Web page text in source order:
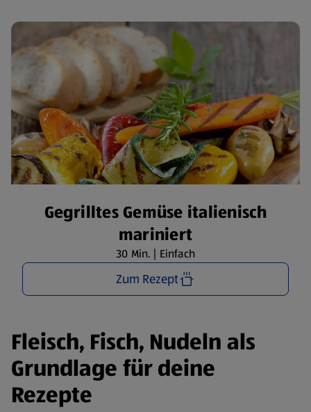
Gegrilltes Gemüse italienisch
mariniert
30 Min. | Einfach
Zum Rezept
Fleisch, Fisch, Nudeln als
Grundlage für deine
Rezepte